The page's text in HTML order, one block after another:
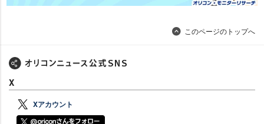
このページのトップへ
X
Xアカウント